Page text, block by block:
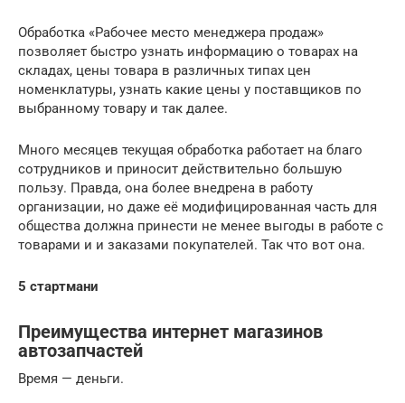
Обработка «Рабочее место менеджера продаж»
позволяет быстро узнать информацию о товарах на
складах, цены товара в различных типах цен
номенклатуры, узнать какие цены у поставщиков по
выбранному товару и так далее.
Много месяцев текущая обработка работает на благо
сотрудников и приносит действительно большую
пользу. Правда, она более внедрена в работу
организации, но даже её модифицированная часть для
общества должна принести не менее выгоды в работе с
товарами и и заказами покупателей. Так что вот она.
5 стартмани
Преимущества интернет магазинов
автозапчастей
Время — деньги.